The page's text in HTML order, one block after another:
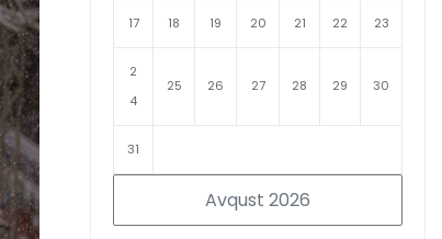
Avqust 2026
17 18 19 20 21 22 23
2
4
25 26 27 28 29 30
31